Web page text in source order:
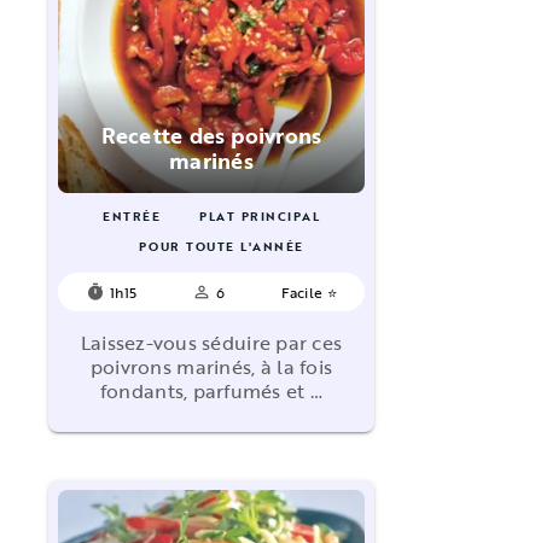
Recette des poivrons
marinés
ENTRÉE
PLAT PRINCIPAL
POUR TOUTE L'ANNÉE
timer 1h15 person_outline 6 Facile ⭐
Laissez-vous séduire par ces
poivrons marinés, à la fois
fondants, parfumés et …